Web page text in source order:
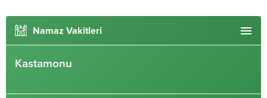
Namaz Vakitleri
Kastamonu